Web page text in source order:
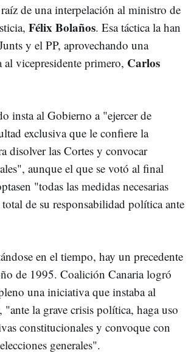
de una interpelación al ministro de
Félix Bolaños. Esa táctica la han
y el PP, aprovechando una
al vicepresidente primero, Carlos
insta al Gobierno a "ejercer de
exclusiva que le confiere la
disolver las Cortes y convocar
aunque el que se votó al final
"todas las medidas necesarias
de su responsabilidad política ante
en el tiempo, hay un precedente
de 1995. Coalición Canaria logró
una iniciativa que instaba al
"ante la grave crisis política, haga uso
constitucionales y convoque con
generales".